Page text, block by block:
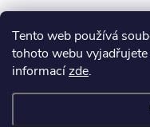
Tento web používá
tohoto webu
informacízde.